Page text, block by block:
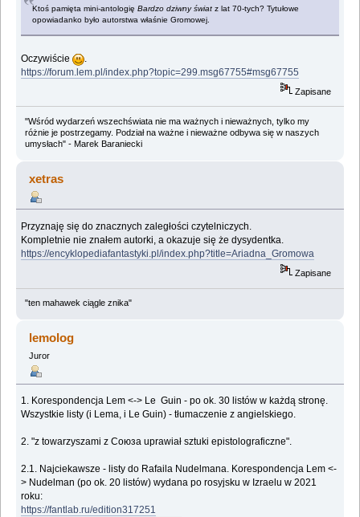
Ktoś pamięta mini-antologięBardzo dziwny świat z lat 70-tych? Tytułowe
opowiadanko było autorstwa właśnie Gromowej.
Oczywiście
https://forum.lem.pl/index.php?topic=299.msg67755#msg67755
Zapisane
"Wśród wydarzeń wszechświata nie ma ważnych i nieważnych, tylko my
różnie je postrzegamy. Podział na ważne i nieważne odbywa się w naszych
umysłach" - Marek Baraniecki
xetras
Przyznaję się do znacznych zaległości czytelniczych.
Kompletnie nie znałem autorki, a okazuje się że dysydentka.
https://encyklopediafantastyki.pl/index.php?title=Ariadna_Gromowa
Zapisane
"ten mahawek ciągle znika"
lemolog
Juror
1. Korespondencja Lem <-> Le Guin - po ok. 30 listów w każdą stronę.
Wszystkie listy (i Lema, i Le Guin) - tłumaczenie z angielskiego.
2. "z towarzyszami z Союза uprawiał sztuki epistolograficzne".
2.1. Najciekawsze - listy do Rafaila Nudelmana. Korespondencja Lem <-
> Nudelman (po ok. 20 listów) wydana po rosyjsku w Izraelu w 2021
roku:
https://fantlab.ru/edition317251